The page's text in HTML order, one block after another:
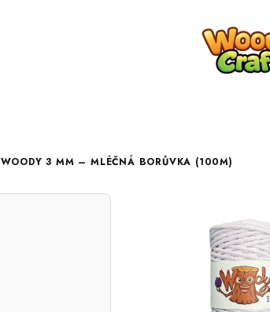
WOODY 3 MM – MLÉČNÁ BORŮVKA (100M)